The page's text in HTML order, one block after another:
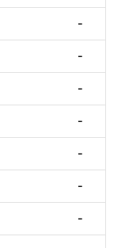
-
-
-
-
-
-
-